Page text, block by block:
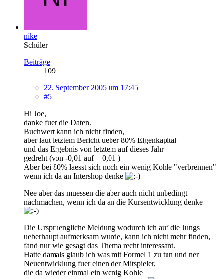
nike
Schüler
Beiträge
109
22. September 2005 um 17:45
#5
Hi Joe,
danke fuer die Daten.
Buchwert kann ich nicht finden,
aber laut letztem Bericht ueber 80% Eigenkapital
und das Ergebnis von letztem auf dieses Jahr
gedreht (von -0,01 auf + 0,01 )
Aber bei 80% laesst sich noch ein wenig Kohle "verbrennen"
wenn ich da an Intershop denke
Nee aber das muessen die aber auch nicht unbedingt
nachmachen, wenn ich da an die Kursentwicklung denke
Die Urspruengliche Meldung wodurch ich auf die Jungs
ueberhaupt aufmerksam wurde, kann ich nicht mehr finden,
fand nur wie gesagt das Thema recht interessant.
Hatte damals glaub ich was mit Formel 1 zu tun und ner
Neuentwicklung fuer einen der Mitspieler,
die da wieder einmal ein wenig Kohle